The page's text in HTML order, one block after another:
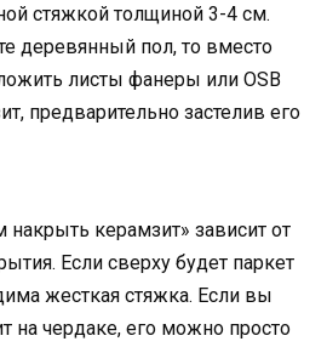
стяжкой толщиной 3-4 см.
деревянный пол, то вместо
листы фанеры или OSB
предварительно застелив его
накрыть керамзит» зависит от
Если сверху будет паркет
жесткая стяжка. Если вы
на чердаке, его можно просто